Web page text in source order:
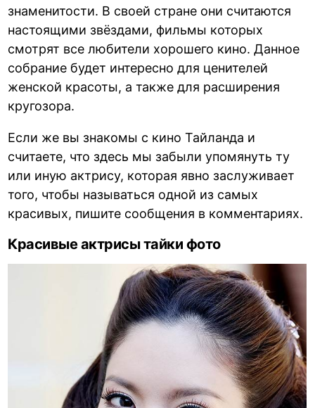
знаменитости. В своей стране они считаются
настоящими звёздами, фильмы которых
смотрят все любители хорошего кино. Данное
собрание будет интересно для ценителей
женской красоты, а также для расширения
кругозора.
Если же вы знакомы с кино Тайланда и
считаете, что здесь мы забыли упомянуть ту
или иную актрису, которая явно заслуживает
того, чтобы называться одной из самых
красивых, пишите сообщения в комментариях.
Красивые актрисы тайки фото